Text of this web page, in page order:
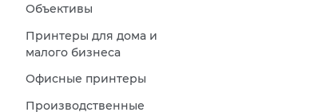
Объективы
Принтеры для дома и
малого бизнеса
Офисные принтеры
Производственные